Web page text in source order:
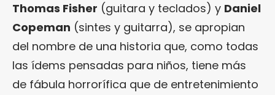
Thomas Fisher (guitara y teclados) y Daniel
Copeman (sintes y guitarra), se apropian
del nombre de una historia que, como todas
las ídems pensadas para niños, tiene más
de fábula horrorífica que de entretenimiento